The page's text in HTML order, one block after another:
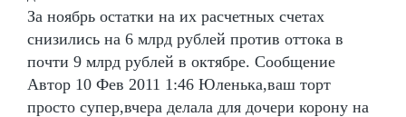
За ноябрь остатки на их расчетных счетах
снизились на 6 млрд рублей против оттока в
почти 9 млрд рублей в октябре. Сообщение
Автор 10 Фев 2011 1:46 Юленька,ваш торт
просто супер,вчера делала для дочери корону на